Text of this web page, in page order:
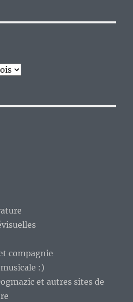
compagnie
:)
et autres sites de